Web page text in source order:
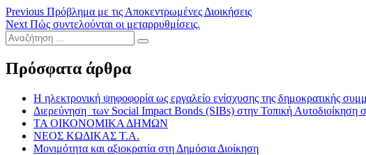
Πλοήγηση
άρθρων
Previous Previous
post:
Πρόβλημα με τις Αποκεντρωμένες Διοικήσεις
Next Next
post:
Πώς συντελούνται οι μεταρρυθμίσεις.
Αναζήτηση
…
Πρόσφατα άρθρα
Η ηλεκτρονική ψηφοφορία ως εργαλείο ενίσχυσης της δημοκρατικής
Διερεύνηση των Social Impact Bonds (SIBs) στην Τοπική Αυτοδιοίκηση
ΤΑ ΟΙΚΟΝΟΜΙΚΑ ΔΗΜΩΝ
ΝΕΟΣ ΚΩΔΙΚΑΣ Τ.Α.
Μονιμότητα και αξιοκρατία στη Δημόσια Διοίκηση